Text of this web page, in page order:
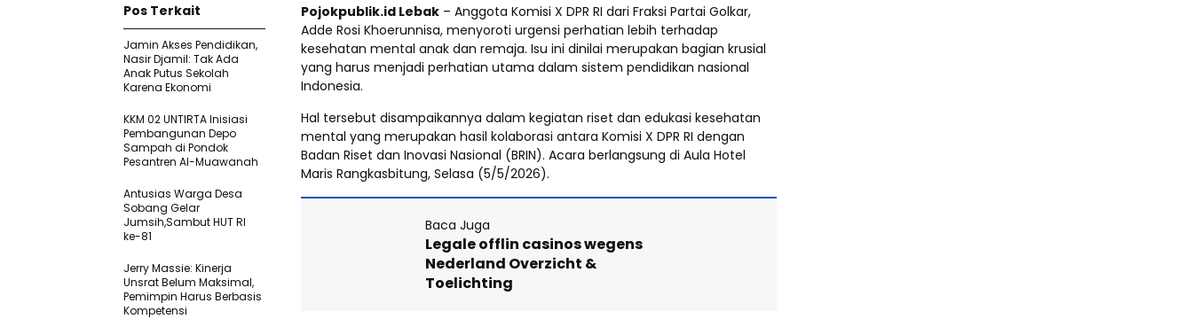
Pojokpublik.id Lebak – Anggota Komisi X DPR RI dari Fraksi Partai Golkar,
Adde Rosi Khoerunnisa, menyoroti urgensi perhatian lebih terhadap
kesehatan mental anak dan remaja. Isu ini dinilai merupakan bagian krusial
yang harus menjadi perhatian utama dalam sistem pendidikan nasional
Indonesia.
Hal tersebut disampaikannya dalam kegiatan riset dan edukasi kesehatan
mental yang merupakan hasil kolaborasi antara Komisi X DPR RI dengan
Badan Riset dan Inovasi Nasional (BRIN). Acara berlangsung di Aula Hotel
Maris Rangkasbitung, Selasa (5/5/2026).
Baca Juga
Legale offlin casinos wegens
Nederland Overzicht &
Toelichting
Pos Terkait
Jamin Akses Pendidikan,
Nasir Djamil: Tak Ada
Anak Putus Sekolah
Karena Ekonomi
KKM 02 UNTIRTA Inisiasi
Pembangunan Depo
Sampah di Pondok
Pesantren Al-Muawanah
Antusias Warga Desa
Sobang Gelar
Jumsih,Sambut HUT RI
ke-81
Jerry Massie: Kinerja
Unsrat Belum Maksimal,
Pemimpin Harus Berbasis
Kompetensi